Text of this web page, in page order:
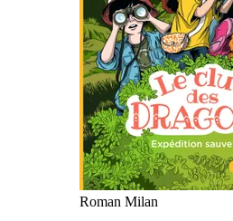
Roman Milan